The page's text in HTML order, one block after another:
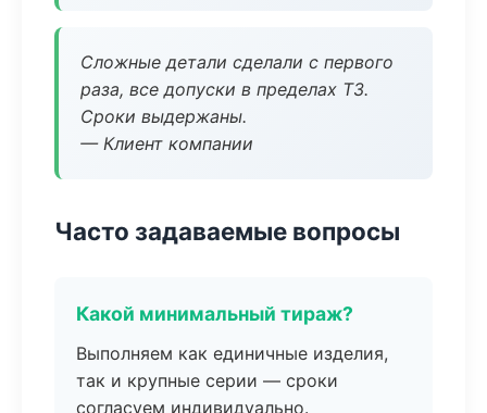
Сложные детали сделали с первого
раза, все допуски в пределах ТЗ.
Сроки выдержаны.
— Клиент компании
Часто задаваемые вопросы
Какой минимальный тираж?
Выполняем как единичные изделия,
так и крупные серии — сроки
согласуем индивидуально.